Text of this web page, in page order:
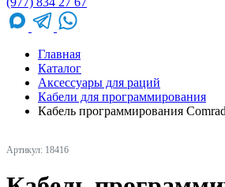
Главная
Каталог
Аксессуары для раций
Кабели для программирования
Кабель программирования
Артикул: 18416